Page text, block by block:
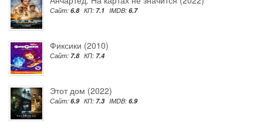
Сайт: 6.8 КП: 7.1 IMDB: 6.7
Фиксики (2010)
Сайт: 7.8 КП: 7.4
Этот дом (2022)
Сайт: 6.9 КП: 7.3 IMDB: 6.9